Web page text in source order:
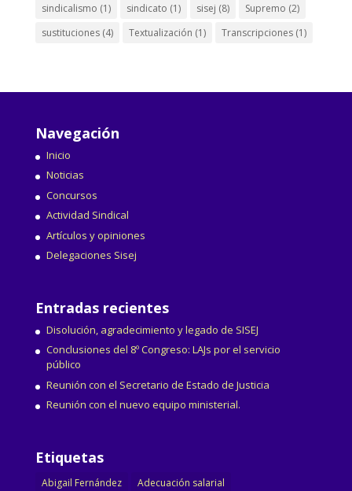
sindicalismo (1) sindicato (1) sisej (8) Supremo (2)
sustituciones(4) Textualización (1) Transcripciones(1)
Navegación
Inicio
Noticias
Concursos
Actividad Sindical
Artículos y opiniones
Delegaciones Sisej
Entradas recientes
Disolución, agradecimiento y legado de SISEJ
Conclusiones del 8º Congreso: LAJs por el servicio
público
Reunión con el Secretario de Estado de Justicia
Reunión con el nuevo equipo ministerial.
Etiquetas
Abigail Fernández
Adecuación salarial